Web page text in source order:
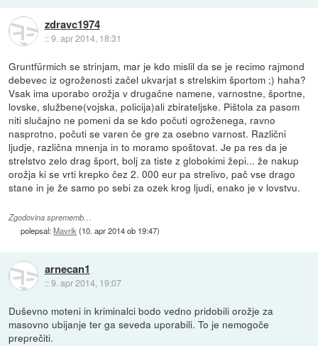
zdravc1974
::9. apr 2014, 18:31
Gruntfürmich se strinjam, mar je kdo mislil da se je recimo rajmond
debevec iz ogroženosti začel ukvarjat s strelskim športom ;) haha?
Vsak ima uporabo orožja v drugačne namene, varnostne, športne,
lovske, službene(vojska, policija)ali zbirateljske. Pištola za pasom
niti slučajno ne pomeni da se kdo počuti ogroženega, ravno
nasprotno, počuti se varen če gre za osebno varnost. Različni
ljudje, različna mnenja in to moramo spoštovat. Je pa res da je
strelstvo zelo drag šport, bolj za tiste z globokimi žepi... že nakup
orožja ki se vrti krepko čez 2. 000 eur pa strelivo, pač vse drago
stane in je že samo po sebi za ozek krog ljudi, enako je v lovstvu.
Zgodovina sprememb…
polepsal:Mavrik (10. apr 2014 ob 19:47)
arnecan1
::9. apr 2014, 19:07
Duševno moteni in kriminalci bodo vedno pridobili orožje za
masovno ubijanje ter ga seveda uporabili. To je nemogoče
preprečiti.